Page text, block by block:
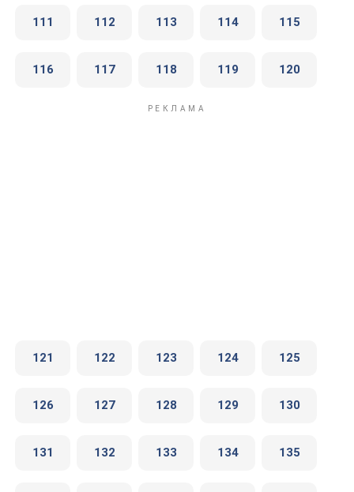
111 112 113 114 115
116 117 118 119 120
121 122 123 124 125
126 127 128 129 130
131 132 133 134 135